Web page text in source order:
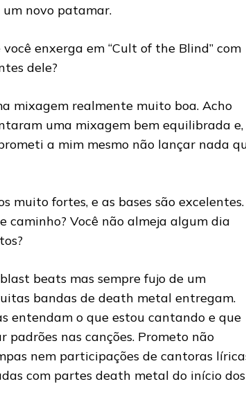
novo patamar.
enxerga em “Cult of the Blind” com
dele?
mixagem realmente muito boa. Acho
uma mixagem bem equilibrada e,
a mim mesmo não lançar nada
muito fortes, e as bases são excelentes.
caminho? Você não almeja algum dia
beats mas sempre fujo de um
bandas de death metal entregam.
entendam o que estou cantando e que
padrões nas canções. Prometo não
nem participações de cantoras
com partes death metal do início dos